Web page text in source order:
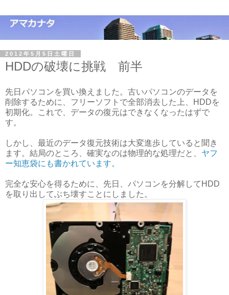
2012年5月5日土曜日
HDDの破壊に挑戦 前半
先日パソコンを買い換えました。古いパソコンのデータを
削除するために、フリーソフトで全部消去した上、HDDを
初期化。これで、データの復元はできなくなったはずで
す。
しかし、最近のデータ復元技術は大変進歩していると聞き
ます。結局のところ、確実なのは物理的な処理だと、 ヤフ
ー知恵袋にも書かれています。
完全な安心を得るために、先日、パソコンを分解してHDD
を取り出してぶち壊すことにしました。